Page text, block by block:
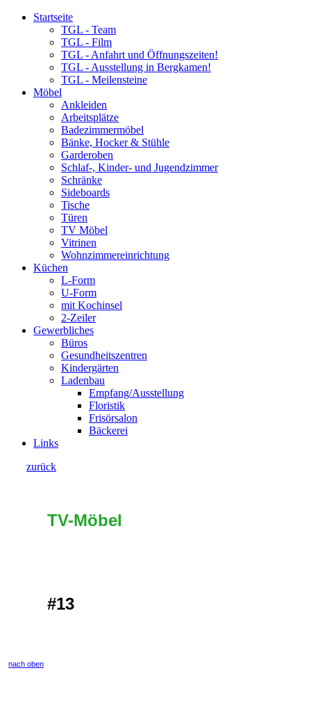
Startseite
TGL - Team
TGL - Film
TGL - Anfahrt und Öffnungszeiten!
TGL - Ausstellung in Bergkamen!
TGL - Meilensteine
Möbel
Ankleiden
Arbeitsplätze
Badezimmermöbel
Bänke, Hocker & Stühle
Garderoben
Schlaf-, Kinder- und Jugendzimmer
Schränke
Sideboards
Tische
Türen
TV Möbel
Vitrinen
Wohnzimmereinrichtung
Küchen
L-Form
U-Form
mit Kochinsel
2-Zeiler
Gewerbliches
Büros
Gesundheitszentren
Kindergärten
Ladenbau
Empfang/Ausstellung
Floristik
Frisörsalon
Bäckerei
Links
zurück
TV-Möbel
#13
nach oben